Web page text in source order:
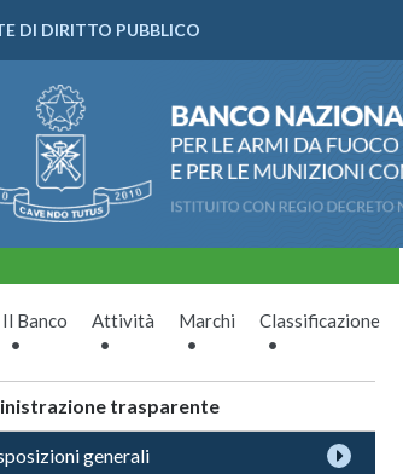
DI DIRITTO PUBBLICO
Il Banco Attività Marchi Classificazione
trasparente
generali